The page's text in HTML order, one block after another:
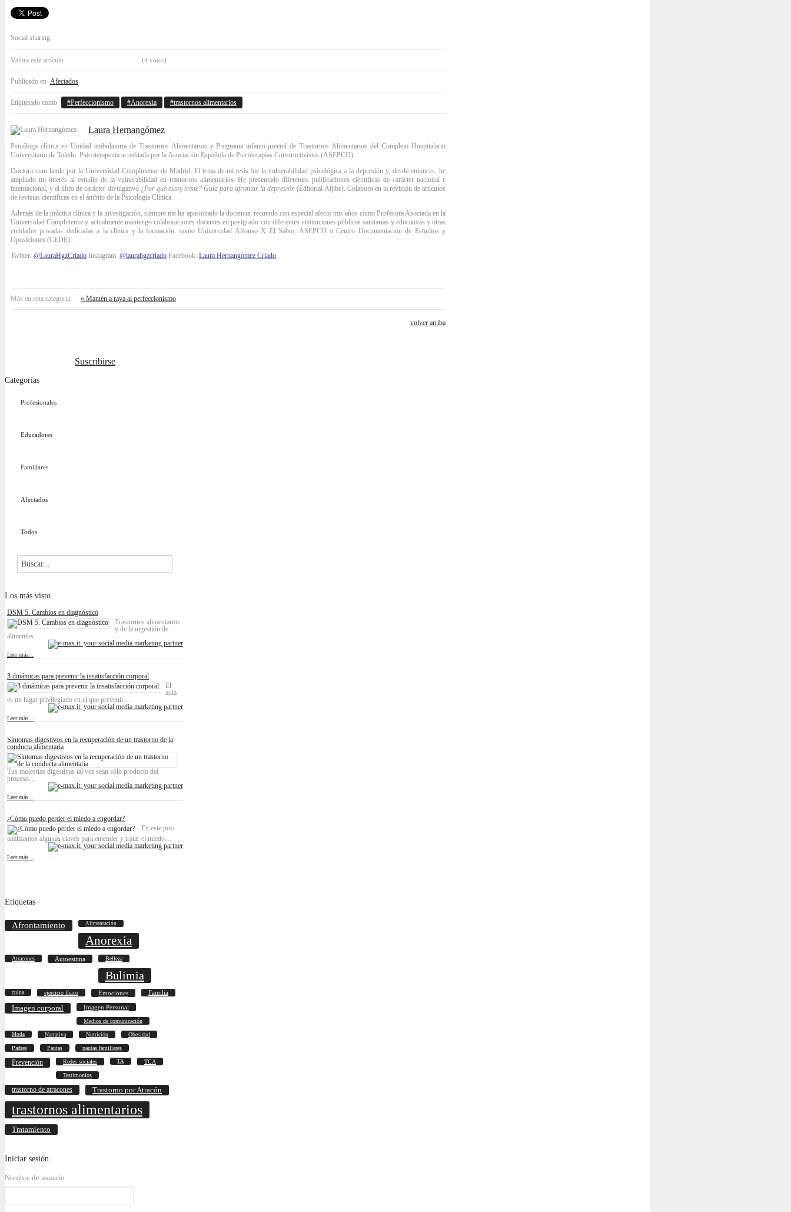
Social sharing:
Valora este artículo (4 votos)
Publicado en Afectados
Etiquetado como Perfeccionismo Anorexia trastornos alimentarios
Laura Hernangómez
Psicóloga clínica en Unidad ambulatoria de Trastornos Alimentarios y Programa infanto-juvenil de Trastornos Alimentarios del Complejo Hospitalario
Universitario de Toledo. Psicoterapeuta acreditada por la Asociación Española de Psicoterapias Constructivistas (ASEPCO).
Doctora cum laude por la Universidad Complutense de Madrid. El tema de mi tesis fue la vulnerabilidad psicológica a la depresión y, desde entonces, he
ampliado mi interés al estudio de la vulnerabilidad en trastornos alimentarios. He presentado diferentes publicaciones científicas de carácter nacional e
internacional, y el libro de carácter divulgativo ¿Por qué estoy triste? Guía para afrontar la depresión (Editorial Aljibe). Colaboro en la revisión de artículos
de revistas científicas en el ámbito de la Psicología Clínica.
Además de la práctica clínica y la investigación, siempre me ha apasionado la docencia; recuerdo con especial afecto mis años como Profesora Asociada en la
Universidad Complutense y actualmente mantengo colaboraciones docentes en postgrado con diferentes instituciones públicas sanitarias y educativas y otras
entidades privadas dedicadas a la clínica y la formación, como Universidad Alfonso X El Sabio, ASEPCO o Centro Documentación de Estudios y
Oposiciones (CEDE).
Twitter: @LauraHgzCriado Instagram: @laurahgzcriado Facebook: Laura Hernangómez Criado
Más en esta categoría: « Mantén a raya al perfeccionismo
volver arriba
Suscribirse
Categorías
Profesionales
Educadores
Familiares
Afectados
Todos
Los más visto
DSM 5. Cambios en diagnóstico
Trastornos alimentarios
y de la ingestión de
alimentos.
Leer más...
3 dinámicas para prevenir la insatisfacción corporal
El
aula
es un lugar privilegiado en el que prevenir…
Leer más...
Síntomas digestivos en la recuperación de un trastorno de la
conducta alimentaria
Tus molestias digestivas tal vez sean sólo producto del
proceso…
Leer más...
¿Cómo puedo perder el miedo a engordar?
En este post
analizamos algunas claves para entender y tratar el miedo…
Leer más...
Etiquetas
Afrontamiento Alimentación
Anorexia
Atracones Autoestima Belleza
Bulimia
culpa ejercicio físico Emociones Familia
Imagen corporal Imagen Personal
Medios de comunicación
Moda Narrativa Nutrición Obesidad
Padres Pautas pautas familiares
Prevención Redes sociales TA TCA
Testimonios
trastorno de atracones Trastorno por Atracón
trastornos alimentarios
Tratamiento
Iniciar sesión
Nombre de usuario